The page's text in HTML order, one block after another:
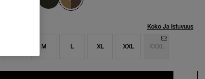
Koko Ja Istuvuus
M L XL XXL XXXL